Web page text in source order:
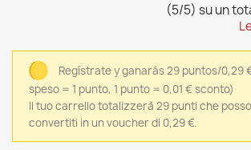
(5/5) su un
Regístrate y ganarás 29 puntos/0,29
speso = 1 punto, 1 punto = 0,01 € sconto)
Il tuo carrello totalizzerà 29 punti che
convertiti in un voucher di 0,29 €.